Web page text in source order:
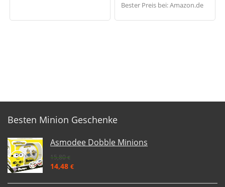
Bester Preis bei: Amazon.de
Besten Minion Geschenke
Asmodee Dobble Minions
15,80€
14,48 €